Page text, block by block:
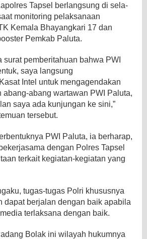
Tapsel berlangsung di sela-
monitoring pelaksanaan
Kemala Bhayangkari 17 dan
Pemkab Paluta.
surat pemberitahuan bahwa PWI
saya langsung
Intel untuk mengagendakan
abang-abang wartawan PWI Paluta,
saya ada kunjungan ke sini,”
tersebut.
PWI Paluta, ia berharap,
dengan Polres Tapsel
terkait kegiatan-kegiatan yang
tugas-tugas Polri khususnya
dapat berjalan dengan baik apabila
terlaksana dengan baik.
Bolak ini wilayah hukumnya